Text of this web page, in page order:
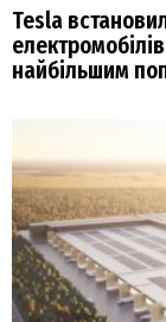
Tesla
найбільшим